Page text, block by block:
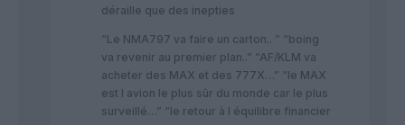
déraille que des inepties
“Le NMA797 va faire un carton.. ” “boing
va revenir au premier plan..” “AF/KLM va
acheter des MAX et des 777X…” “le MAX
est l avion le plus sûr du monde car le plus
surveillé…” “le retour à l équilibre financier